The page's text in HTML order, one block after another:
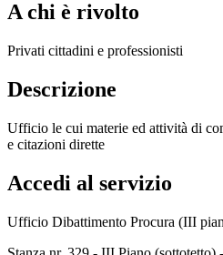
A chi è rivolto
Privati cittadini e professionisti
Descrizione
Ufficio le cui materie ed attività di
e citazioni dirette
Accedi al servizio
Ufficio Dibattimento Procura (III